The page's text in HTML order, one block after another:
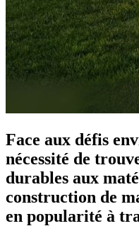
Face aux défis
nécessité de
durables aux
construction de
en popularité à